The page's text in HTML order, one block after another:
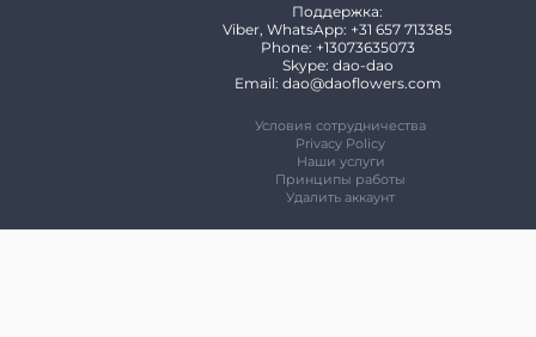
Поддержка:
Viber, WhatsApp: +31 657 713385
Phone: +13073635073
Skype: dao-dao
Email: dao@daoflowers.com
Условия сотрудничества
Privacy Policy
Наши услуги
Принципы работы
Удалить аккаунт